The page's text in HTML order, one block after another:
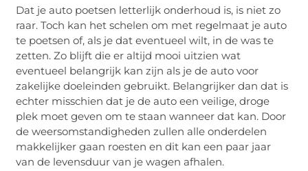
Dat je auto poetsen letterlijk onderhoud is, is niet zo
raar. Toch kan het schelen om met regelmaat je auto
te poetsen of, als je dat eventueel wilt, in de was te
zetten. Zo blijft die er altijd mooi uitzien wat
eventueel belangrijk kan zijn als je de auto voor
zakelijke doeleinden gebruikt. Belangrijker dan dat is
echter misschien dat je de auto een veilige, droge
plek moet geven om te staan wanneer dat kan. Door
de weersomstandigheden zullen alle onderdelen
makkelijker gaan roesten en dit kan een paar jaar
van de levensduur van je wagen afhalen.